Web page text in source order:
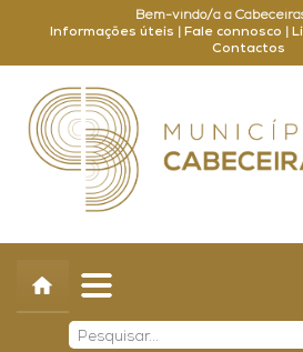
Bem-vindo/a a
Informações úteis
Fale connosco
Contactos
Concelho
Município
Turismo
Cultura
Outros
Balcão Online